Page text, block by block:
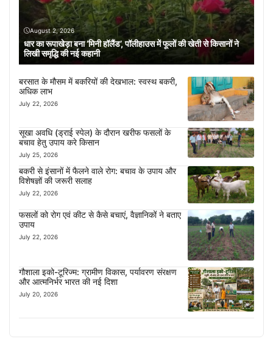
August 2, 2026
धार का रूपाखेड़ा बना ‘मिनी हॉलैंड’, पॉलीहाउस में फूलों की खेती से किसानों ने
लिखी समृद्धि की नई कहानी
बरसात के मौसम में बकरियों की देखभाल: स्वस्थ बकरी,
अधिक लाभ
July 22, 2026
सूखा अवधि (ड्राई स्पेल) के दौरान खरीफ फसलों के
बचाव हेतु उपाय करे किसान
July 25, 2026
बकरी से इंसानों में फैलने वाले रोग: बचाव के उपाय और
विशेषज्ञों की जरूरी सलाह
July 22, 2026
फसलों को रोग एवं कीट से कैसे बचाएं, वैज्ञानिकों ने बताए
उपाय
July 22, 2026
गौशाला इको-टूरिज्म: ग्रामीण विकास, पर्यावरण संरक्षण
और आत्मनिर्भर भारत की नई दिशा
July 20, 2026